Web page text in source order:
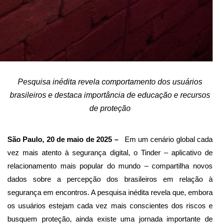
Pesquisa inédita revela comportamento dos usuários
brasileiros e destaca importância de educação e recursos
de proteção
São Paulo, 20 de maio de 2025 –
Em um cenário global cada
vez mais atento à segurança digital, o Tinder – aplicativo de
relacionamento mais popular do mundo – compartilha novos
dados sobre a percepção dos brasileiros em relação à
segurança em encontros. A pesquisa inéditarevela que, embora
os usuários estejam cada vez mais conscientes dos riscos e
busquem proteção, ainda existe uma jornada importante de